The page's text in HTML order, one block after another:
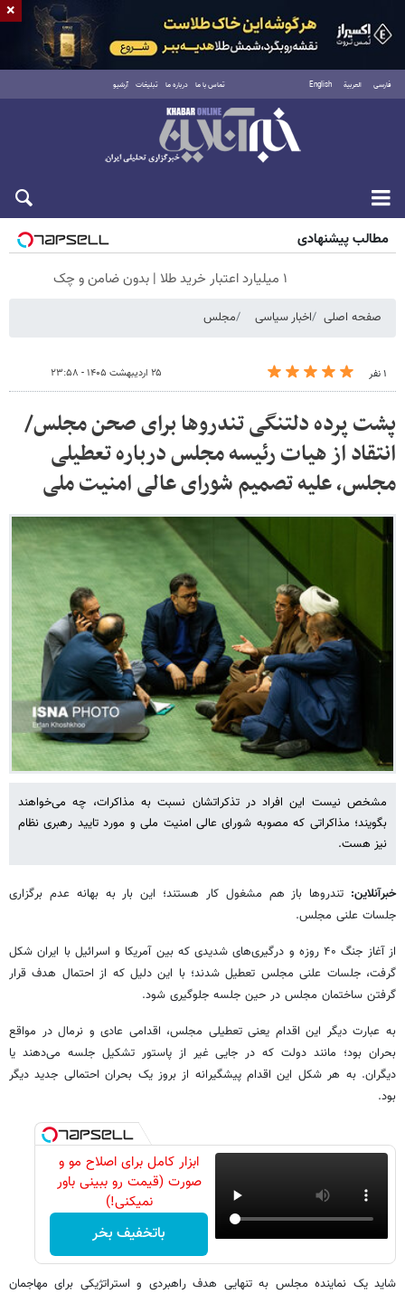
فارسی العربية English تماس با ما درباره ما تبلیغات آرشیو
پنجشنبه ۱۵ مرداد ۱۴۰۵
مطالب پیشنهادی
۱ میلیارد اعتبار خرید طلا | بدون ضامن و چک
صفحه اصلی اخبار سیاسی مجلس
۱ نفر ۲۵ اردیبهشت ۱۴۰۵ - ۲۳:۵۸
پشت پرده دلتنگی تندروها برای صحن مجلس/
انتقاد از هیات رئیسه مجلس درباره تعطیلی
مجلس، علیه تصمیم شورای عالی امنیت ملی
مشخص نیست این افراد در تذکراتشان نسبت به مذاکرات، چه می‌خواهند
بگویند؛ مذاکراتی که مصوبه شورای عالی امنیت ملی و مورد تایید رهبری نظام
نیز هست.
خبرآنلاین: تندروها باز هم مشغول کار هستند؛ این بار به بهانه عدم برگزاری
جلسات علنی مجلس.
از آغاز جنگ ۴۰ روزه و درگیری‌های شدیدی که بین آمریکا و اسرائیل با ایران شکل
گرفت، جلسات علنی مجلس تعطیل شدند؛ با این دلیل که از احتمال هدف قرار
گرفتن ساختمان مجلس در حین جلسه جلوگیری شود.
به عبارت دیگر این اقدام یعنی تعطیلی مجلس، اقدامی عادی و نرمال در مواقع
بحران بود؛ مانند دولت که در جایی غیر از پاستور تشکیل جلسه می‌دهند یا
دیگران. به هر شکل این اقدام پیشگیرانه از بروز یک بحران احتمالی جدید دیگر
بود.
ابزار کامل برای اصلاح مو و
صورت (قیمت رو ببینی باور
نمیکنی!)
باتخفیف بخر
شاید یک نماینده مجلس به تنهایی هدف راهبردی و استراتژیکی برای مهاجمان
×